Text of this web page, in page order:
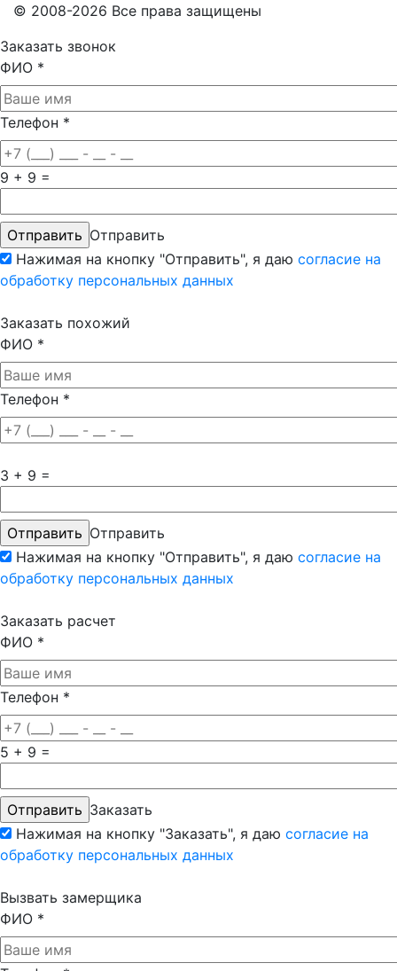
© 2008-2026 Все права защищены
Заказать звонок
ФИО *
Телефон *
9 + 9 =
Отправить
Нажимая на кнопку "Отправить", я даю согласие на
обработку персональных данных
Заказать похожий
ФИО *
Телефон *
3 + 9 =
Отправить
Нажимая на кнопку "Отправить", я даю согласие на
обработку персональных данных
Заказать расчет
ФИО *
Телефон *
5 + 9 =
Заказать
Нажимая на кнопку "Заказать", я даю согласие на
обработку персональных данных
Вызвать замерщика
ФИО *